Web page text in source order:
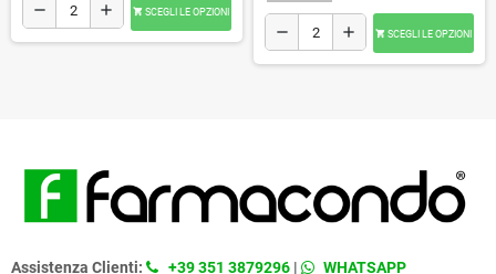
remove add  SCEGLI LE OPZIONI
remove add  SCEGLI LE OPZIONI
Assistenza Clienti: +39 351 3879296 |
WHATSAPP